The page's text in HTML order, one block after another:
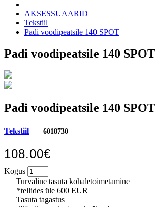
AKSESSUAARID
Tekstiil
Padi voodipeatsile 140 SPOT
Padi voodipeatsile 140 SPOT
Padi voodipeatsile 140 SPOT
Tekstiil 6018730
108.00€
Kogus
Turvaline tasuta kohaletoimetamine
*tellides üle 600 EUR
Tasuta tagastus